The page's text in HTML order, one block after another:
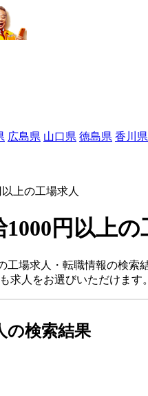
広島県 山口県 徳島県 香川県
上の工場求人
円以上
工場求人・転職情報の検
求人をお選びいただけます。
の検索結果